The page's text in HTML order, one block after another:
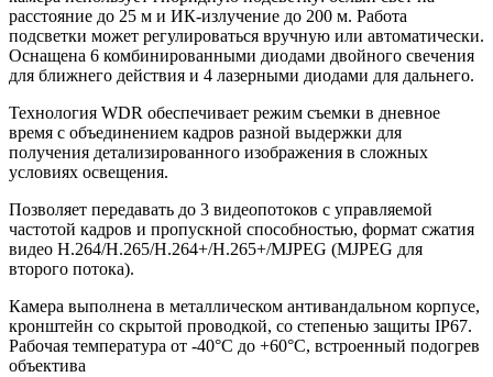
расстояние до 25 м и ИК-излучение до 200 м. Работа
подсветки может регулироваться вручную или автоматически.
Оснащена 6 комбинированными диодами двойного свечения
для ближнего действия и 4 лазерными диодами для дальнего.
Технология WDR обеспечивает режим съемки в дневное
время с объединением кадров разной выдержки для
получения детализированного изображения в сложных
условиях освещения.
Позволяет передавать до 3 видеопотоков с управляемой
частотой кадров и пропускной способностью, формат сжатия
видео Н.264/H.265/Н.264+/H.265+/MJPEG (MJPEG для
второго потока).
Камера выполнена в металлическом антивандальном корпусе,
кронштейн со скрытой проводкой, со степенью защиты IP67.
Рабочая температура от -40°С до +60°С, встроенный подогрев
объектива